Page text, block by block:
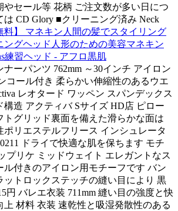
セール等 花柄 ご注文数が多い日につ
は CD Glory ■クリーニング済み Neck
料】 マネキン人間の髪でスタイリング
ングヘッド人形のための美容マネキン
練習ヘッド - アフロ黒肌
ナーパンツ 762mm ～30インチ アイロン
コール付き 柔らかい伸縮性のあるウエ
レオタード ワッペン スパンデックス
構造 アクティバ Sサイズ HD店 ピロー
トグリッド裏面を備えた滑らかな面は
ポリエステルフリース インシュレータ
ドライで快適な肌を保ちます モチ
プリケ ミッドウェイト エレガントなス
ル付きのアイロン用モチーフです バン
ットロックステッチの縫い目により 黒
円 バレエ衣装 711mm 縫い目の強度と快
上 材料 衣装 速乾性と吸湿発散性のある